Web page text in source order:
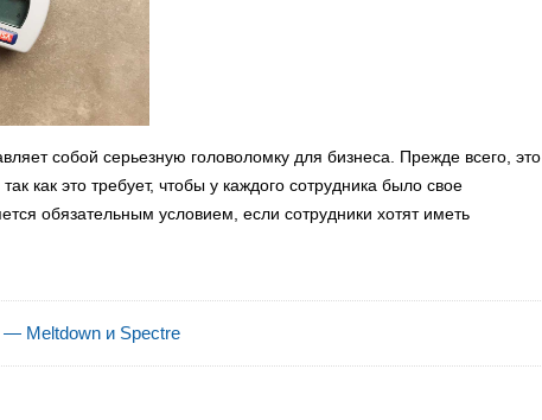
собой серьезную головоломку для бизнеса. Прежде всего, это
как это требует, чтобы у каждого сотрудника было свое
обязательным условием, если сотрудники хотят иметь
— Meltdown и Spectre